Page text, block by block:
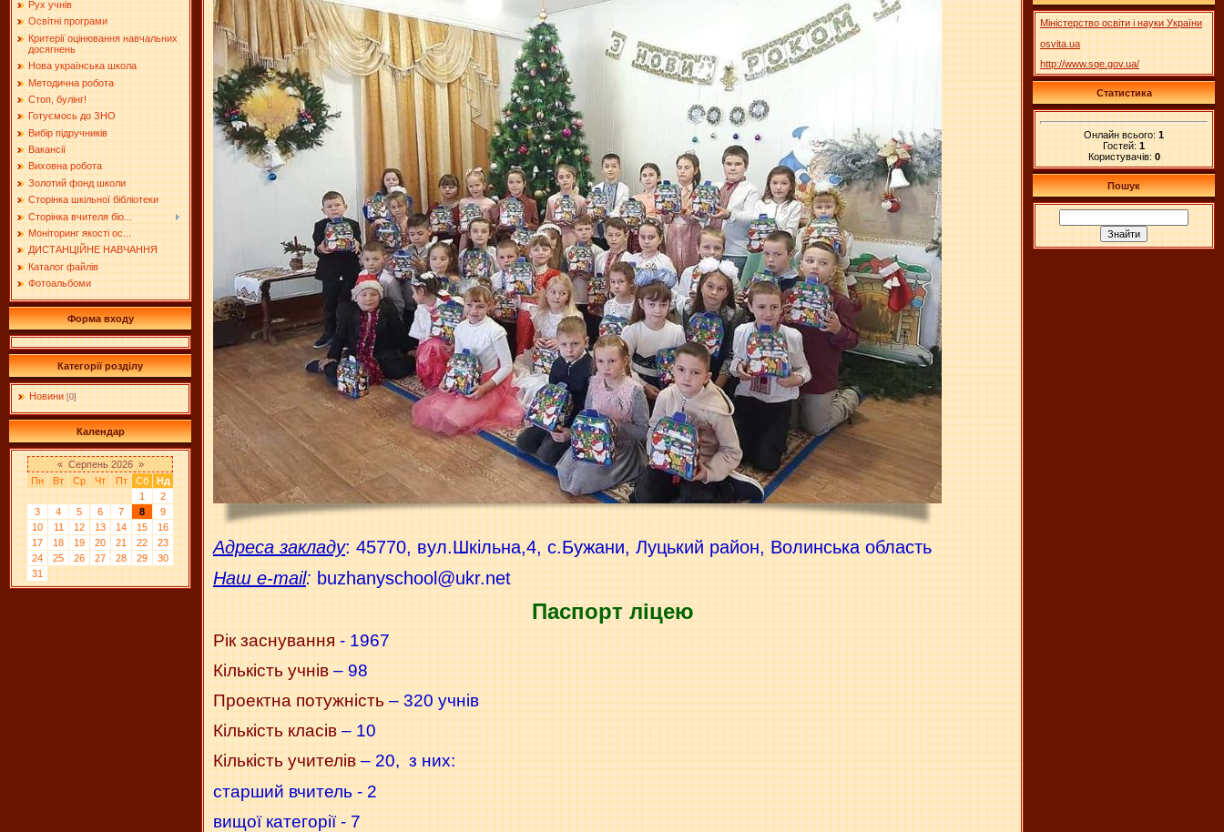
Рух учнів
Освітні програми
Критерії оцінювання навчальних
досягнень
Нова українська школа
Методична робота
Стоп, булінг!
Готуємось до ЗНО
Вибір підручників
Вакансії
Виховна робота
Золотий фонд школи
Сторінка шкільної бібліотеки
Сторінка вчителя біо...
Моніторинг якості ос...
ДИСТАНЦІЙНЕ НАВЧАННЯ
Каталог файлів
Фотоальбоми
Форма входу
Категорії розділу
Новини [0]
Календар
« Серпень 2026 »
Пн
Вт Ср Чт Пт Сб
Нд
1
2
3
4 5 6 7 8
9
10
11 12 13 14 15
16
17
18 19 20 21 22
23
24
25 26 27 28 29
30
31
Адреса закладу: 45770, вул.Шкільна,4, с.Бужани, Луцький район, Волинська область
Наш e-mail: buzhanyschool@ukr.net
Паспорт ліцею
Рік заснування - 1967
Кількість учнів – 98
Проектна потужність – 320 учнів
Кількість класів – 10
Кількість учителів – 20, з них:
старший вчитель - 2
вищої категорії - 7
Міністерство освіти і науки України
osvita.ua
http://www.sqe.gov.ua/
Статистика
Онлайн всього: 1
Гостей: 1
Користувачів: 0
Пошук